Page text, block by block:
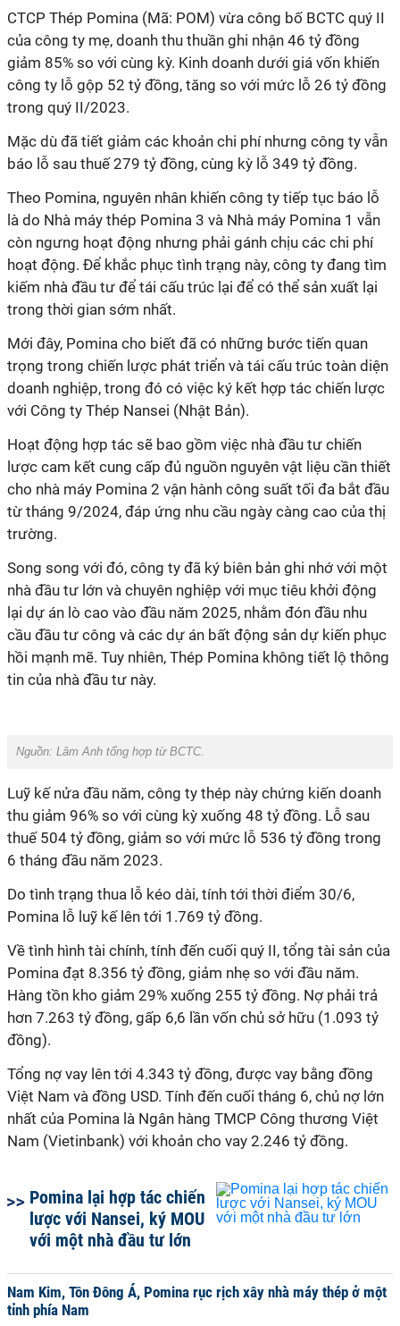
CTCP Thép Pomina (Mã: POM) vừa công bố BCTC quý II
của công ty mẹ, doanh thu thuần ghi nhận 46 tỷ đồng
giảm 85% so với cùng kỳ. Kinh doanh dưới giá vốn khiến
công ty lỗ gộp 52 tỷ đồng, tăng so với mức lỗ 26 tỷ đồng
trong quý II/2023.
Mặc dù đã tiết giảm các khoản chi phí nhưng công ty vẫn
báo lỗ sau thuế 279 tỷ đồng, cùng kỳ lỗ 349 tỷ đồng.
Theo Pomina, nguyên nhân khiến công ty tiếp tục báo lỗ
là do Nhà máy thép Pomina 3 và Nhà máy Pomina 1 vẫn
còn ngưng hoạt động nhưng phải gánh chịu các chi phí
hoạt động. Để khắc phục tình trạng này, công ty đang tìm
kiếm nhà đầu tư để tái cấu trúc lại để có thể sản xuất lại
trong thời gian sớm nhất.
Mới đây, Pomina cho biết đã có những bước tiến quan
trọng trong chiến lược phát triển và tái cấu trúc toàn diện
doanh nghiệp, trong đó có việc ký kết hợp tác chiến lược
với Công ty Thép Nansei (Nhật Bản).
Hoạt động hợp tác sẽ bao gồm việc nhà đầu tư chiến
lược cam kết cung cấp đủ nguồn nguyên vật liệu cần thiết
cho nhà máy Pomina 2 vận hành công suất tối đa bắt đầu
từ tháng 9/2024, đáp ứng nhu cầu ngày càng cao của thị
trường.
Song song với đó, công ty đã ký biên bản ghi nhớ với một
nhà đầu tư lớn và chuyên nghiệp với mục tiêu khởi động
lại dự án lò cao vào đầu năm 2025, nhằm đón đầu nhu
cầu đầu tư công và các dự án bất động sản dự kiến phục
hồi mạnh mẽ. Tuy nhiên, Thép Pomina không tiết lộ thông
tin của nhà đầu tư này.
Nguồn: Lâm Anh tổng hợp từ BCTC.
Luỹ kế nửa đầu năm, công ty thép này chứng kiến doanh
thu giảm 96% so với cùng kỳ xuống 48 tỷ đồng. Lỗ sau
thuế 504 tỷ đồng, giảm so với mức lỗ 536 tỷ đồng trong
6 tháng đầu năm 2023.
Do tình trạng thua lỗ kéo dài, tính tới thời điểm 30/6,
Pomina lỗ luỹ kế lên tới 1.769 tỷ đồng.
Về tình hình tài chính, tính đến cuối quý II, tổng tài sản của
Pomina đạt 8.356 tỷ đồng, giảm nhẹ so với đầu năm.
Hàng tồn kho giảm 29% xuống 255 tỷ đồng. Nợ phải trả
hơn 7.263 tỷ đồng, gấp 6,6 lần vốn chủ sở hữu (1.093 tỷ
đồng).
Tổng nợ vay lên tới 4.343 tỷ đồng, được vay bằng đồng
Việt Nam và đồng USD. Tính đến cuối tháng 6, chủ nợ lớn
nhất của Pomina là Ngân hàng TMCP Công thương Việt
Nam (Vietinbank) với khoản cho vay 2.246 tỷ đồng.
Pomina lại hợp tác chiến
lược với Nansei, ký MOU
với một nhà đầu tư lớn
Nam Kim, Tôn Đông Á, Pomina rục rịch xây nhà máy thép ở một
tỉnh phía Nam